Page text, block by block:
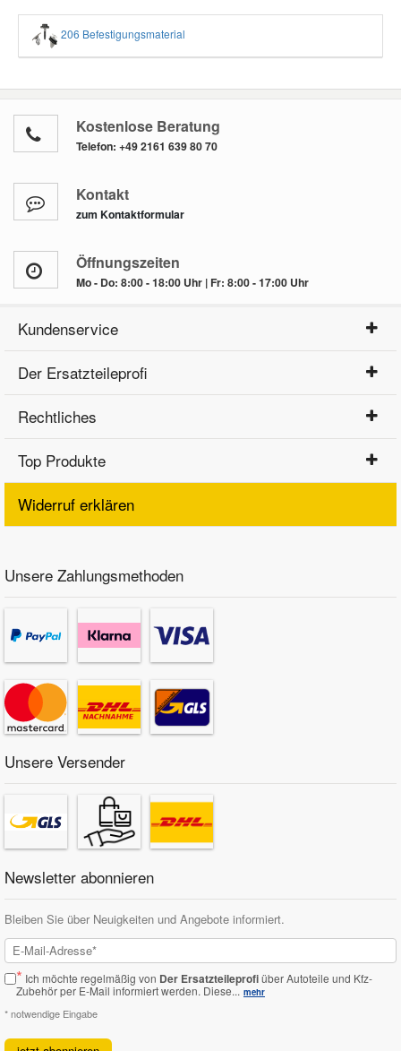
206 Befestigungsmaterial
Kostenlose Beratung
Telefon: +49 2161 639 80 70
Kontakt
zum Kontaktformular
Öffnungszeiten
Mo - Do: 8:00 - 18:00 Uhr | Fr: 8:00 - 17:00 Uhr
Kundenservice
Der Ersatzteileprofi
Rechtliches
Top Produkte
Widerruf erklären
Unsere Zahlungsmethoden
Unsere Versender
Newsletter abonnieren
Bleiben Sie über Neuigkeiten und Angebote informiert.
* Ich möchte regelmäßig von Der Ersatzteileprofiüber Autoteile und Kfz-
Zubehör per E-Mail informiert werden. Diese... mehr
* notwendige Eingabe